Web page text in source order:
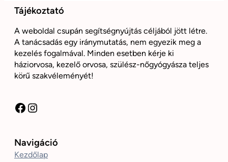
Tájékoztató
A weboldal csupán segítségnyújtás céljából jött létre.
A tanácsadás egy iránymutatás, nem egyezik meg a
kezelés fogalmával. Minden esetben kérje ki
háziorvosa, kezelő orvosa, szülész-nőgyógyásza teljes
körű szakvéleményét!
Facebook Instagram
Navigáció
Kezdőlap